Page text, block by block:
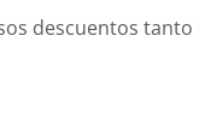
descuentos